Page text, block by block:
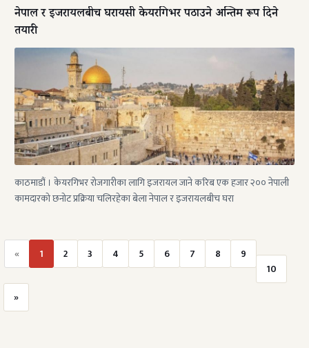
नेपाल र इजरायलबीच घरायसी केयरगिभर पठाउने अन्तिम रूप दिने
तयारी
काठमाडौं । केयरगिभर रोजगारीका लागि इजरायल जाने करिब एक हजार २०० नेपाली
कामदारको छनोट प्रक्रिया चलिरहेका बेला नेपाल र इजरायलबीच घरा
« 1 2 3 4 5 6 7 8
9
10
»